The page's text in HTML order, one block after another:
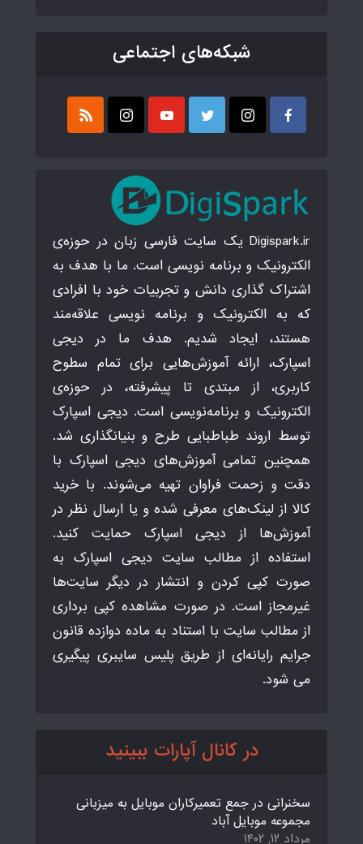
شبکه‌های اجتماعی
Digispark.ir یک سایت فارسی زبان در حوزه‌ی
الکترونیک و برنامه نویسی است. ما با هدف به
اشتراک گذاری دانش و تجربیات خود با افرادی
که به الکترونیک و برنامه نویسی علاقه‌مند
هستند، ایجاد شدیم. هدف ما در دیجی
اسپارک، ارائه آموزش‌هایی برای تمام سطوح
کاربری، از مبتدی تا پیشرفته، در حوزه‌ی
الکترونیک و برنامه‌نویسی است. دیجی اسپارک
توسط اروند طباطبایی طرح و بنیانگذاری شد.
همچنین تمامی آموزش‌های دیجی اسپارک با
دقت و زحمت فراوان تهیه می‌شوند. با خرید
کالا از لینک‌های معرفی شده و یا ارسال نظر در
آموزش‌ها از دیجی اسپارک حمایت کنید.
استفاده از مطالب سایت دیجی اسپارک به
صورت کپی کردن و انتشار در دیگر سایت‌ها
غیرمجاز است. در صورت مشاهده کپی برداری
از مطالب سایت با استناد به ماده دوازده قانون
جرایم رایانه‌ای از طریق پلیس سایبری پیگیری
می شود.
در کانال آپارات ببینید
سخنرانی در جمع تعمیرکاران موبایل به میزبانی
مجموعه موبایل آباد
مرداد ۱۲, ۱۴۰۲